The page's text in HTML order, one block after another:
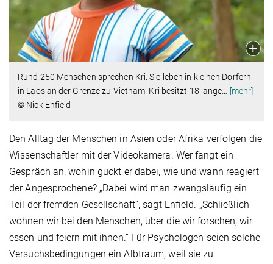
Rund 250 Menschen sprechen Kri. Sie leben in kleinen Dörfern
in Laos an der Grenze zu Vietnam. Kri besitzt 18 lange… [mehr]
© Nick Enfield
Den Alltag der Menschen in Asien oder Afrika verfolgen die
Wissenschaftler mit der Videokamera. Wer fängt ein
Gespräch an, wohin guckt er dabei, wie und wann reagiert
der Angesprochene? „Dabei wird man zwangsläufig ein
Teil der fremden Gesellschaft“, sagt Enfield. „Schließlich
wohnen wir bei den Menschen, über die wir forschen, wir
essen und feiern mit ihnen.“ Für Psychologen seien solche
Versuchsbedingungen ein Albtraum, weil sie zu